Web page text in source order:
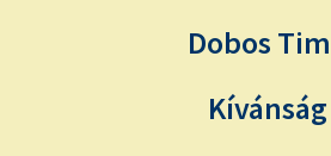
Dobos
Kívánság